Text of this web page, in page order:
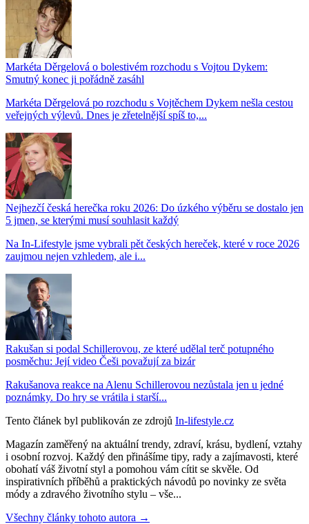
Markéta Děrgelová o bolestivém rozchodu s Vojtou Dykem:
Smutný konec ji pořádně zasáhl
Markéta Děrgelová po rozchodu s Vojtěchem Dykem nešla cestou
veřejných výlevů. Dnes je zřetelnější spíš to,...
Nejhezčí česká herečka roku 2026: Do úzkého výběru se dostalo jen
5 jmen, se kterými musí souhlasit každý
Na In-Lifestyle jsme vybrali pět českých hereček, které v roce 2026
zaujmou nejen vzhledem, ale i...
Rakušan si podal Schillerovou, ze které udělal terč potupného
posměchu: Její video Češi považují za bizár
Rakušanova reakce na Alenu Schillerovou nezůstala jen u jedné
poznámky. Do hry se vrátila i starší...
Tento článek byl publikován ze zdrojů In-lifestyle.cz
Magazín zaměřený na aktuální trendy, zdraví, krásu, bydlení, vztahy
i osobní rozvoj. Každý den přinášíme tipy, rady a zajímavosti, které
obohatí váš životní styl a pomohou vám cítit se skvěle. Od
inspirativních příběhů a praktických návodů po novinky ze světa
módy a zdravého životního stylu – vše...
Všechny články tohoto autora →